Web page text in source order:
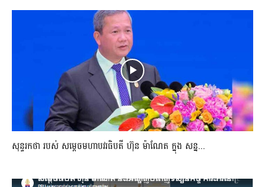
សុន្ទរកថា របស់ សម្ដេចមហាបវរធិបតី ហ៊ុន ម៉ាណែត ក្នុង សន្ន...